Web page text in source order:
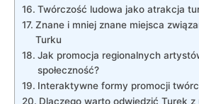
Twórczość ludowa jako atrakcja
Znane i mniej znane miejsca
Turku
Jak promocja regionalnych
społeczność?
Interaktywne formy promocji
Dlaczego warto odwiedzić Turek